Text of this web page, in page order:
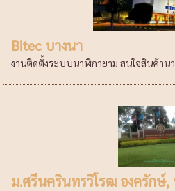
Bitec บางนา
งานติดตั้งระบบนาฬิกายาม สนใจสินค้าน
ม.ศรีนครินทรวิโรฒ องครักษ์